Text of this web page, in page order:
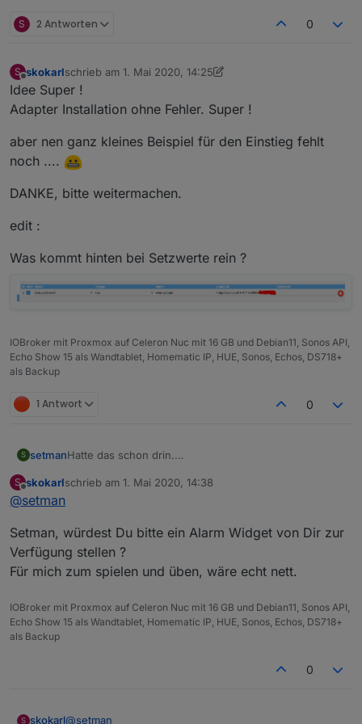
S 2 Antworten 0
S
Offline
skokarlschrieb am 1. Mai 2020, 14:25
zuletzt editiert von skokarl5. Jan. 2020, 16:36
Idee Super !
Adapter Installation ohne Fehler. Super !
aber nen ganz kleines Beispiel für den Einstieg fehlt
noch ....
DANKE, bitte weitermachen.
edit :
Was kommt hinten bei Setzwerte rein ?
IOBroker mit Proxmox auf Celeron Nuc mit 16 GB und Debian11, Sonos API,
Echo Show 15 als Wandtablet, Homematic IP, HUE, Sonos, Echos, DS718+
als Backup
1 Antwort 0
S setmanHatte das schon drin.
Meine Sensoren schalten auch.
S
Offline
skokarlschrieb am 1. Mai 2020, 14:38
zuletzt editiert von
@setman
Setman, würdest Du bitte ein Alarm Widget von Dir zur
Verfügung stellen ?
Für mich zum spielen und üben, wäre echt nett.
IOBroker mit Proxmox auf Celeron Nuc mit 16 GB und Debian11, Sonos API,
Echo Show 15 als Wandtablet, Homematic IP, HUE, Sonos, Echos, DS718+
als Backup
0
S skokarl@setman